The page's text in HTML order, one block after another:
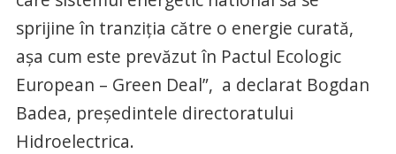
sprijine în tranziţia către o energie curată,
aşa cum este prevăzut în Pactul Ecologic
European – Green Deal”, a declarat Bogdan
Badea, preşedintele directoratului
Hidroelectrica.